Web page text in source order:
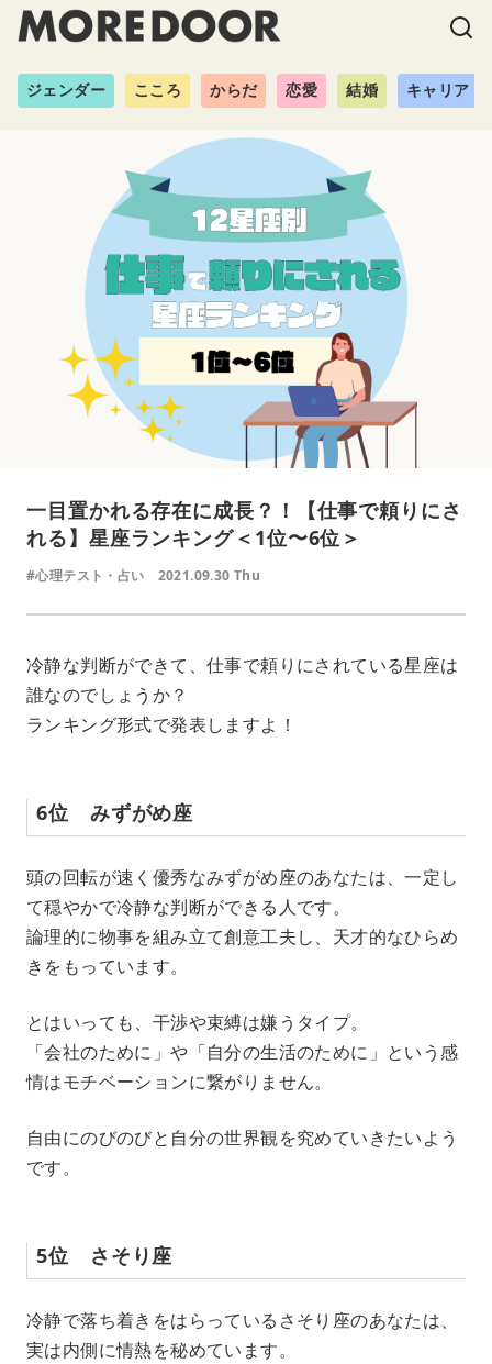
ジェンダー こころ からだ 恋愛 結婚 キャリア
一目置かれる存在に成長？！【仕事で頼りにさ
れる】星座ランキング＜1位〜6位＞
#心理テスト・占い 2021.09.30 Thu
冷静な判断ができて、仕事で頼りにされている星座は
誰なのでしょうか？
ランキング形式で発表しますよ！
6位 みずがめ座
頭の回転が速く優秀なみずがめ座のあなたは、一定し
て穏やかで冷静な判断ができる人です。
論理的に物事を組み立て創意工夫し、天才的なひらめ
きをもっています。
とはいっても、干渉や束縛は嫌うタイプ。
「会社のために」や「自分の生活のために」という感
情はモチベーションに繋がりません。
自由にのびのびと自分の世界観を究めていきたいよう
です。
5位 さそり座
冷静で落ち着きをはらっているさそり座のあなたは、
実は内側に情熱を秘めています。